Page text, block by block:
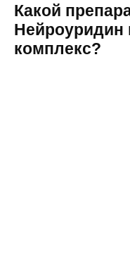
Какой
Нейроуридин
комплекс?